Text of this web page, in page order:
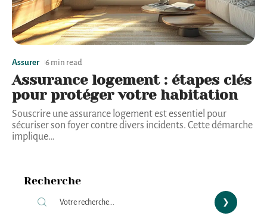
Assurer 6 min read
Assurance logement : étapes clés
pour protéger votre habitation
Souscrire une assurance logement est essentiel pour
sécuriser son foyer contre divers incidents. Cette démarche
implique…
Recherche